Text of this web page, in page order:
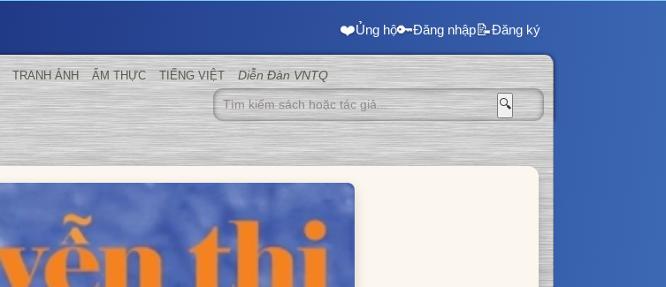
❤️Ủng hộ🔑Đăng nhập📝Đăng ký
TRANH ẢNH ẨM THỰC TIẾNG VIỆT Diễn Đàn VNTQ
🔍